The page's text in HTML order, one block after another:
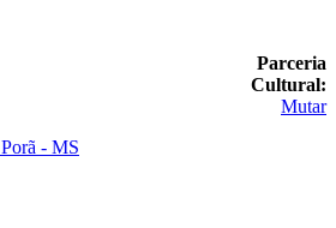
Parceria
Cultural:
Mutar